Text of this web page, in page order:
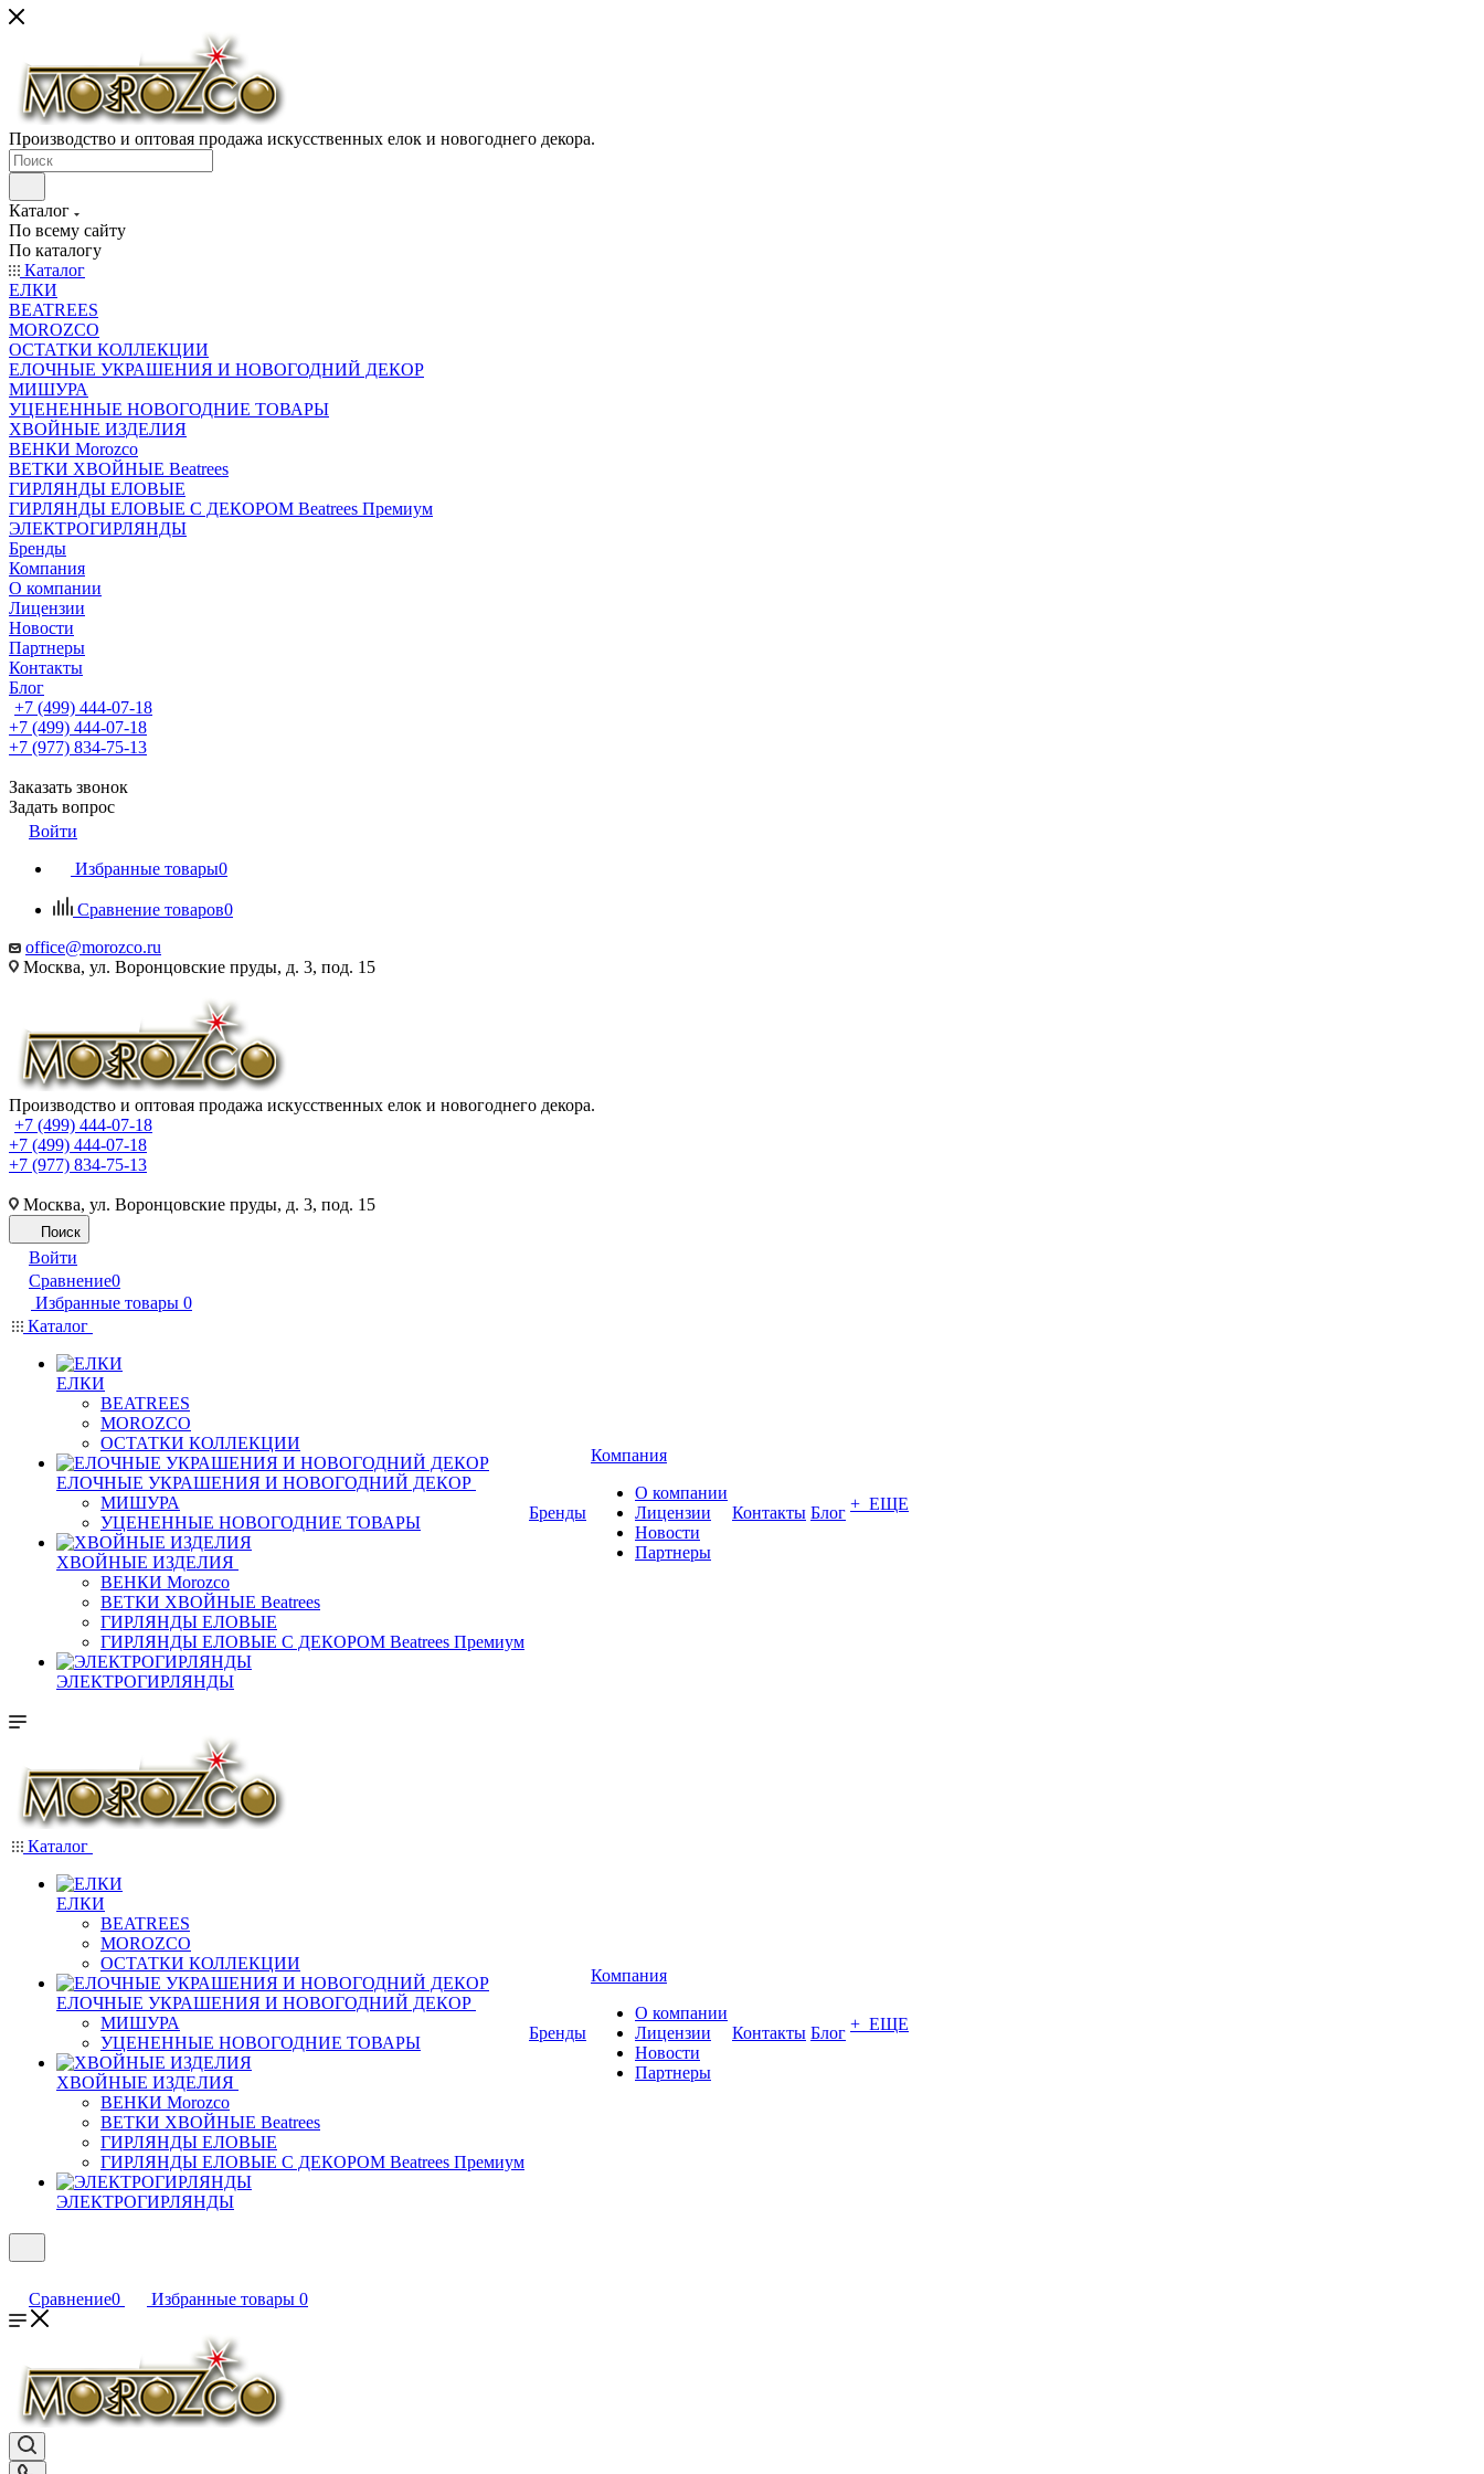
Производство и оптовая продажа искусственных елок и новогоднего декора.
Каталог
По всему сайту
По каталогу
Каталог
ЕЛКИ
BEATREES
MOROZCO
ОСТАТКИ КОЛЛЕКЦИИ
ЕЛОЧНЫЕ УКРАШЕНИЯ И НОВОГОДНИЙ ДЕКОР
МИШУРА
УЦЕНЕННЫЕ НОВОГОДНИЕ ТОВАРЫ
ХВОЙНЫЕ ИЗДЕЛИЯ
ВЕНКИ Morozco
ВЕТКИ ХВОЙНЫЕ Beatrees
ГИРЛЯНДЫ ЕЛОВЫЕ
ГИРЛЯНДЫ ЕЛОВЫЕ С ДЕКОРОМ Beatrees Премиум
ЭЛЕКТРОГИРЛЯНДЫ
Бренды
Компания
О компании
Лицензии
Новости
Партнеры
Контакты
Блог
+7 (499) 444-07-18
+7 (499) 444-07-18
+7 (977) 834-75-13
Заказать звонок
Задать вопрос
Войти
Избранные товары0
Сравнение товаров0
office@morozco.ru
Москва, ул. Воронцовские пруды, д. 3, под. 15
Производство и оптовая продажа искусственных елок и новогоднего декора.
+7 (499) 444-07-18
+7 (499) 444-07-18
+7 (977) 834-75-13
Москва, ул. Воронцовские пруды, д. 3, под. 15
Поиск
Войти
Сравнение0
Избранные товары 0
Каталог
ЕЛКИ
BEATREES
MOROZCO
ОСТАТКИ КОЛЛЕКЦИИ
ЕЛОЧНЫЕ УКРАШЕНИЯ И НОВОГОДНИЙ ДЕКОР
МИШУРА
УЦЕНЕННЫЕ НОВОГОДНИЕ ТОВАРЫ
ХВОЙНЫЕ ИЗДЕЛИЯ
ВЕНКИ Morozco
ВЕТКИ ХВОЙНЫЕ Beatrees
ГИРЛЯНДЫ ЕЛОВЫЕ
ГИРЛЯНДЫ ЕЛОВЫЕ С ДЕКОРОМ Beatrees Премиум
ЭЛЕКТРОГИРЛЯНДЫ
Бренды
Компания
О компании
Лицензии
Новости
Партнеры
Контакты Блог + ЕЩЕ
Каталог
ЕЛКИ
BEATREES
MOROZCO
ОСТАТКИ КОЛЛЕКЦИИ
ЕЛОЧНЫЕ УКРАШЕНИЯ И НОВОГОДНИЙ ДЕКОР
МИШУРА
УЦЕНЕННЫЕ НОВОГОДНИЕ ТОВАРЫ
ХВОЙНЫЕ ИЗДЕЛИЯ
ВЕНКИ Morozco
ВЕТКИ ХВОЙНЫЕ Beatrees
ГИРЛЯНДЫ ЕЛОВЫЕ
ГИРЛЯНДЫ ЕЛОВЫЕ С ДЕКОРОМ Beatrees Премиум
ЭЛЕКТРОГИРЛЯНДЫ
Бренды
Компания
О компании
Лицензии
Новости
Партнеры
Контакты Блог + ЕЩЕ
Сравнение0 Избранные товары 0